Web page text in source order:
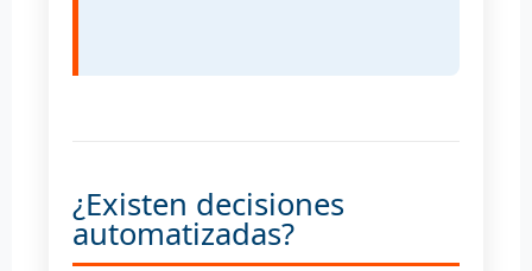
¿Existen decisiones
automatizadas?